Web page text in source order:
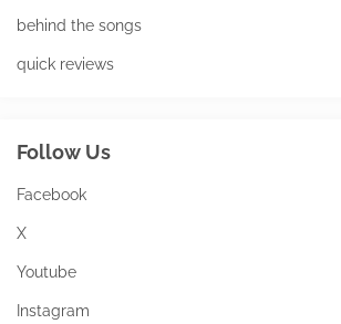
behind the songs
quick reviews
Follow Us
Facebook
X
Youtube
Instagram